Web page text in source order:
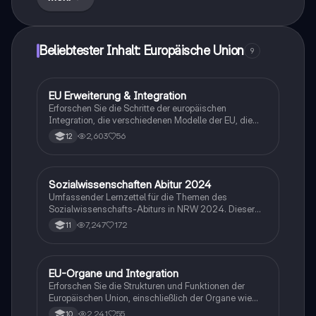
Studierende der Politikwissenschaft und
internationalen Beziehungen.
Beliebtester Inhalt: Europäische Union 9
Politische Bildung
EU Erweiterung & Integration
Erforschen Sie die Schritte der europäischen
Integration, die verschiedenen Modelle der EU, die
Rolle der EU-Organe, den Binnenmarkt, das
Demokratiedefizit sowie die Herausforderungen und
Erweiterung und die damit verbundenen Pro- und
Contra-Argumente. Ideal für Abiturienten und
Studierende der Sozialwissenschaften.
12 2,603 56
Politik und Sozialkunde
Sozialwissenschaften Abitur 2024
Umfassender Lernzettel für die Themen des
Sozialwissenschafts-Abiturs in NRW 2024. Dieser
Leitfaden unterstützt bei der Erstellung von
Darstellungs- und Erörterungsaufgaben und basiert
Prüfungen in den Bereichen Wirtschaftspolitik, soziale
Ungleichheit, europäische Integration und mehr.
11 7,247 172
Geschichte
EU-Organe und Integration
Erforschen Sie die Strukturen und Funktionen der
Europäischen Union, einschließlich der Organe wie
dem Europäischen Rat, der EU-Kommission und dem
10 2,241 55